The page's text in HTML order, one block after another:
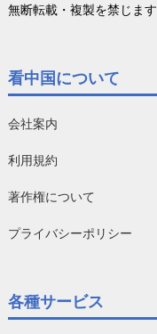
無断転載・複製を禁じます
看中国について
会社案内
利用規約
著作権について
プライバシーポリシー
各種サービス